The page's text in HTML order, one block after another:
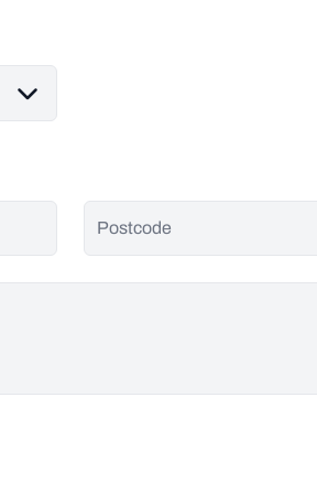
Postcode